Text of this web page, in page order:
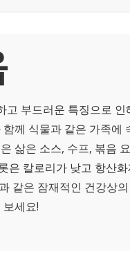
부드러운 특징으로
께 식물과 같은 가족에
삶은 소스, 수프, 볶음
은 칼로리가 낮고 항산
같은 잠재적인 건강상
세요!